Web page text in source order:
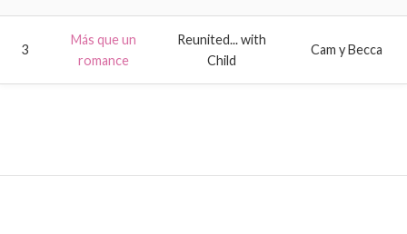
3
Más que un
romance
Reunited... with
Child
Cam y Becca